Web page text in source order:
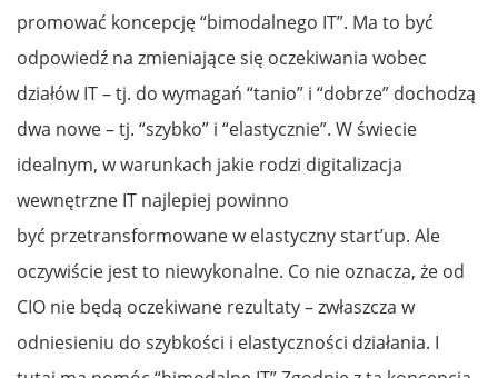
promować koncepcję “bimodalnego IT”. Ma to być
odpowiedź na zmieniające się oczekiwania wobec
działów IT – tj. do wymagań “tanio” i “dobrze” dochodzą
dwa nowe – tj. “szybko” i “elastycznie”. W świecie
idealnym, w warunkach jakie rodzi digitalizacja
wewnętrzne IT najlepiej powinno
być przetransformowane w elastyczny start’up. Ale
oczywiście jest to niewykonalne. Co nie oznacza, że od
CIO nie będą oczekiwane rezultaty – zwłaszcza w
odniesieniu do szybkości i elastyczności działania. I